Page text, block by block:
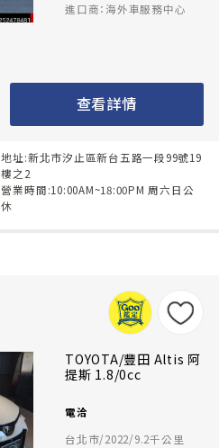
進口商：海外車服務中心
查看詳情
地址:新北市汐止區新台五路一段99號19
樓之2
營業時間:10:00AM~18:00PM 周六日公
休
TOYOTA/豐田 Altis 阿
提斯 1.8/0cc
電洽
台北市/2022/9.2千公里